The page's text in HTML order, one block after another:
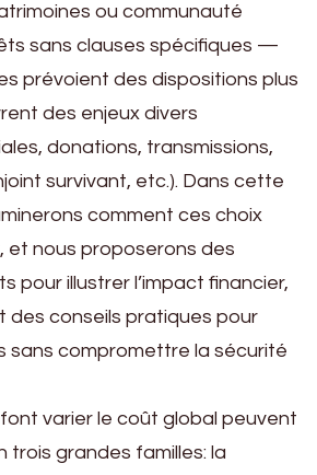
ou communauté
sans clauses spécifiques —
prévoient des dispositions plus
des enjeux divers
donations, transmissions,
survivant, etc.). Dans cette
comment ces choix
et nous proposerons des
pour illustrer l’impact financier,
conseils pratiques pour
sans compromettre la sécurité
varier le coût global peuvent
trois grandes familles: la